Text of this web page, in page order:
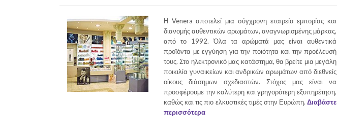
Η Venera αποτελεί μια σύγχρονη εταιρεία εμπορίας και
διανομής αυθεντικών αρωμάτων, αναγνωρισμένης μάρκας,
από το 1992. Όλα τα αρώματά μας είναι αυθεντικά
προϊόντα με εγγύηση για την ποιότητα και την προέλευσή
τους. Στο ηλεκτρονικό μας κατάστημα, θα βρείτε μια μεγάλη
ποικιλία γυναικείων και ανδρικών αρωμάτων από διεθνείς
οίκους διάσημων σχεδιαστών. Στόχος μας είναι να
προσφέρουμε την καλύτερη και γρηγορότερη εξυπηρέτηση,
καθώς και τις πιο ελκυστικές τιμές στην Ευρώπη. Διαβάστε
περισσότερα